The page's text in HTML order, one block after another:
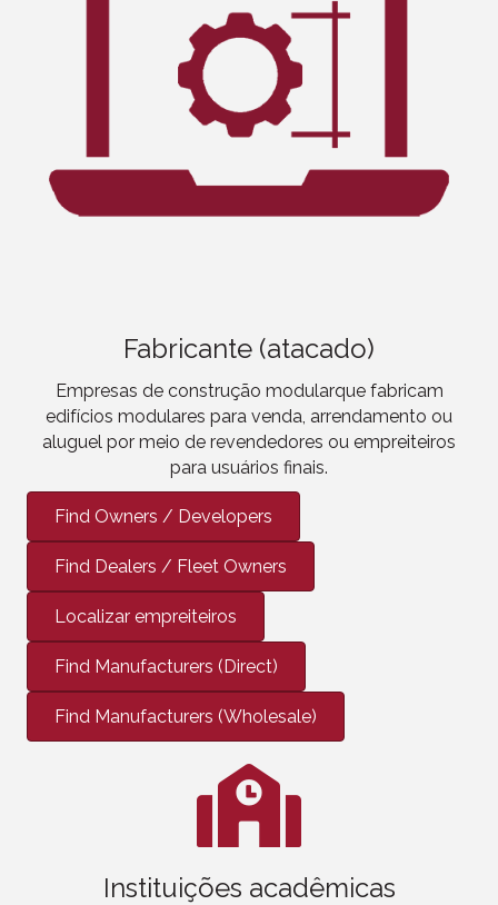
Fabricante (atacado)
Empresas de construção modularque fabricam
edifícios modulares para venda, arrendamento ou
aluguel por meio de revendedores ou empreiteiros
para usuários finais.
Find Owners / Developers
Find Dealers / Fleet Owners
Localizar empreiteiros
Find Manufacturers (Direct)
Find Manufacturers (Wholesale)
Instituições acadêmicas